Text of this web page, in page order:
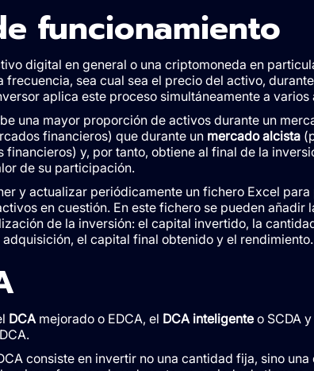
funcionamiento
digital en general o una criptomoneda en
frecuencia, sea cual sea el precio del activo,
aplica este proceso simultáneamente a varios
una mayor proporción de activos durante un
financieros) que durante un mercado alcista
y, por tanto, obtiene al final de la
de su participación.
y actualizar periódicamente un fichero Excel
en cuestión. En este fichero se pueden añadir
de la inversión: el capital invertido, la
el capital final obtenido y el rendimiento.
DCAmejorado o EDCA, el DCA inteligenteo SCDA y
consiste en invertir no una cantidad fija, sino